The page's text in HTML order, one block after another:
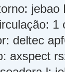
jebao
1
deltec
axspect